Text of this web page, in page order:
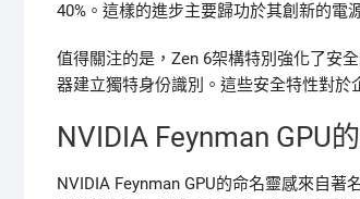
40%。這樣的進步主要歸功於其創新的電
值得關注的是，Zen 6架構特別強化了安
器建立獨特身份識別。這些安全特性對於
NVIDIA Feynman GPU
NVIDIA Feynman GPU的命名靈感來自